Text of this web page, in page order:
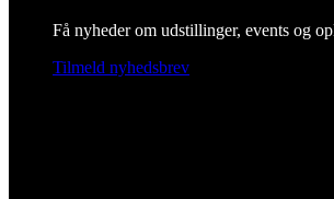
Få nyheder om udstillinger, events og
Tilmeld nyhedsbrev